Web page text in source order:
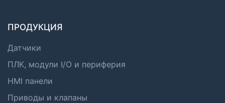
ПРОДУКЦИЯ
Датчики
ПЛК, модули I/O и периферия
HMI панели
Приводы и клапаны